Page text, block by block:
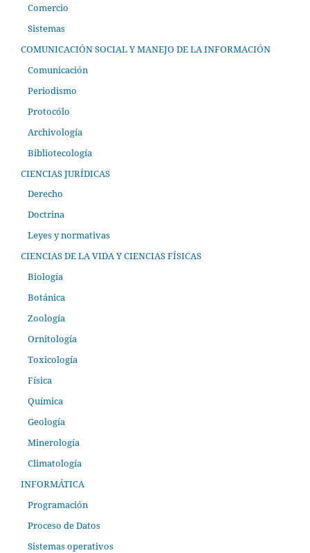
Comercio
Sistemas
COMUNICACIÓN SOCIAL Y MANEJO DE LA INFORMACIÓN
Comunicación
Periodismo
Protocólo
Archivología
Bibliotecología
CIENCIAS JURÍDICAS
Derecho
Doctrina
Leyes y normativas
CIENCIAS DE LA VIDA Y CIENCIAS FÍSICAS
Biología
Botánica
Zoología
Ornitología
Toxicología
Física
Química
Geología
Minerología
Climatología
INFORMÁTICA
Programación
Proceso de Datos
Sistemas operativos